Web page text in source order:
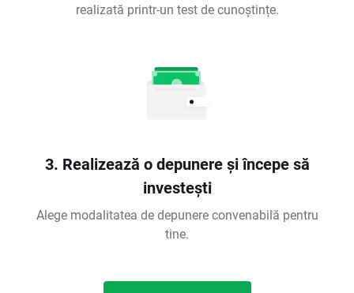
realizată printr-un test de cunoștințe.
3. Realizează o depunere și începe să
investești
Alege modalitatea de depunere convenabilă pentru
tine.